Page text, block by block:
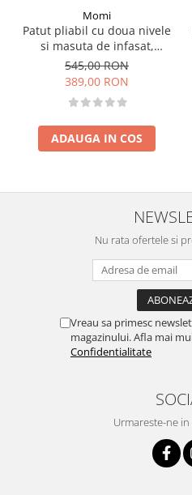
Momi
Patut pliabil cu doua nivele
si masuta de infasat,
60x120 cm, Momi, Belove
Plus - Green
545,00 RON
389,00 RON
ADAUGA IN COS
Nu rata ofertele si
Vreau sa primesc
magazinului. Afla mai
Confidentialitate
Urmareste-ne